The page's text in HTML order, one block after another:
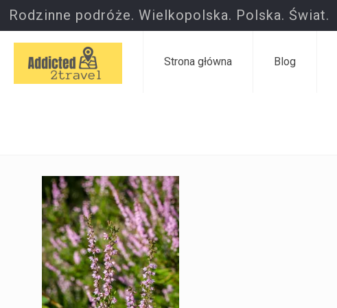
Rodzinne podróże. Wielkopolska. Polska. Świat.
Strona główna Blog